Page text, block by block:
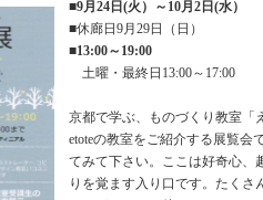
■9月24日(火）～10月2日(水）
■休廊日9月29日（日）
■13:00～19:00
土曜・最終日13:00～17:00
京都で学ぶ、ものづくり教室「
etoteの教室をご紹介する展覧会
てみて下さい。ここは好奇心、
りを覚ます入り口です。たくさ